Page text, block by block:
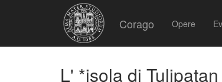
Corago Opere
L' *isola di Tulipatan